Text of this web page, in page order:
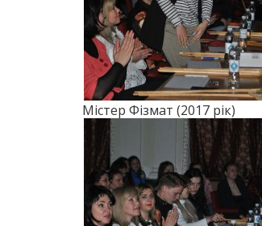
Містер Фізмат (2017 рік)